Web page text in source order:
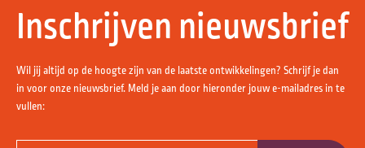
Inschrijven nieuwsbrief
Wil jij altijd op de hoogte zijn van de laatste ontwikkelingen? Schrijf je dan
in voor onze nieuwsbrief. Meld je aan door hieronder jouw e-mailadres in te
vullen: